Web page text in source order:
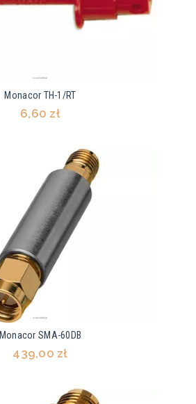
Monacor TH-1/RT
6,60 zł
Monacor SMA-60DB
439,00 zł